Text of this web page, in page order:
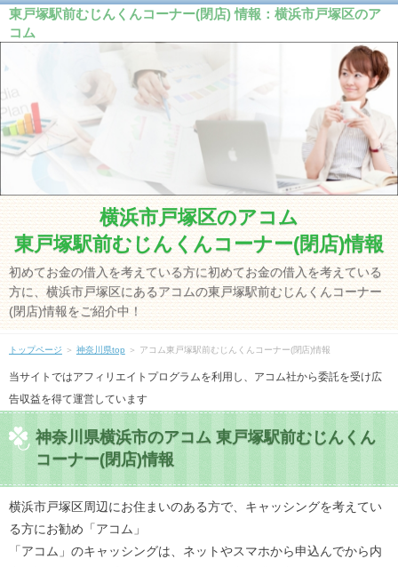
東戸塚駅前むじんくんコーナー(閉店) 情報：横浜市戸塚区のア
コム
横浜市戸塚区のアコム
東戸塚駅前むじんくんコーナー(閉店)情報
初めてお金の借入を考えている方に初めてお金の借入を考えている
方に、横浜市戸塚区にあるアコムの東戸塚駅前むじんくんコーナー
(閉店)情報をご紹介中！
トップページ ＞ 神奈川県top ＞ アコム東戸塚駅前むじんくんコーナー(閉店)情報
当サイトではアフィリエイトプログラムを利用し、アコム社から委託を受け広
告収益を得て運営しています
神奈川県横浜市のアコム 東戸塚駅前むじんくん
コーナー(閉店)情報
横浜市戸塚区周辺にお住まいのある方で、キャッシングを考えてい
る方にお勧め「アコム」
「アコム」のキャッシングは、ネットやスマホから申込んでから内